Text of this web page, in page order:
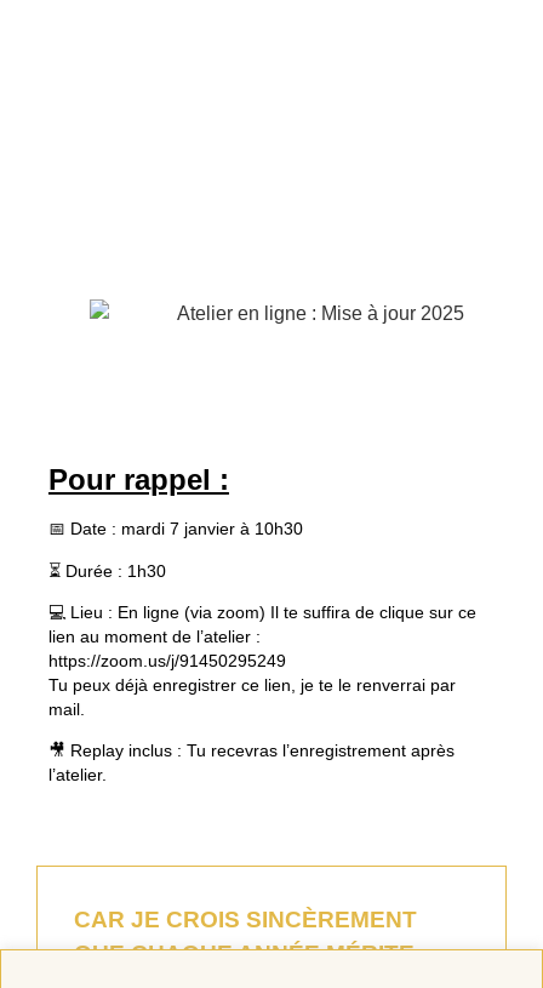
Pour rappel :
📅 Date : mardi 7 janvier à 10h30
⏳ Durée : 1h30
💻 Lieu : En ligne (via zoom) Il te suffira de clique sur ce
lien au moment de l’atelier :
https://zoom.us/j/91450295249
Tu peux déjà enregistrer ce lien, je te le renverrai par
mail.
🎥 Replay inclus: Tu recevras l’enregistrement après
l’atelier.
CAR JE CROIS SINCÈREMENT
QUE CHAQUE ANNÉE MÉRITE